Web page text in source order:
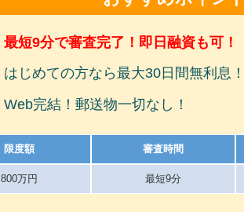
最短9分で審査完了！即日融資も可！
はじめての方なら最大30日間無利息！
Web完結！郵送物一切なし！
限度額
800万円
審査時間
最短9分